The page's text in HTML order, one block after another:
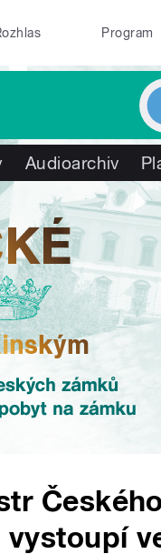
Program
Audioarchiv